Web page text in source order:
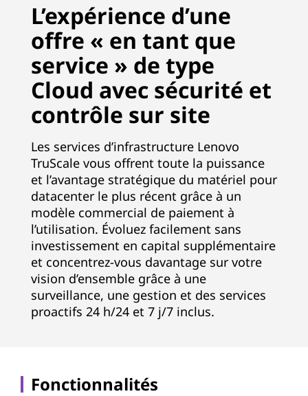
L’expérience d’une
offre « en tant que
service » de type
Cloud avec sécurité et
contrôle sur site
Les services d’infrastructure Lenovo
TruScale vous offrent toute la puissance
et l’avantage stratégique du matériel pour
datacenter le plus récent grâce à un
modèle commercial de paiement à
l’utilisation. Évoluez facilement sans
investissement en capital supplémentaire
et concentrez-vous davantage sur votre
vision d’ensemble grâce à une
surveillance, une gestion et des services
proactifs 24 h/24 et 7 j/7 inclus.
Fonctionnalités